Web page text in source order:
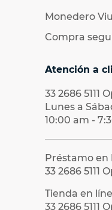
Monedero Viu
Compra
Atención a
33 2686 5111
Lunes a
10:00 am -
Préstamo en
33 2686 5111
Tienda en
33 2686 5111